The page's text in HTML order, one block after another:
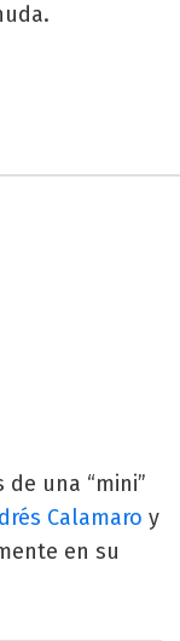
una “mini”
Calamaro y
en su